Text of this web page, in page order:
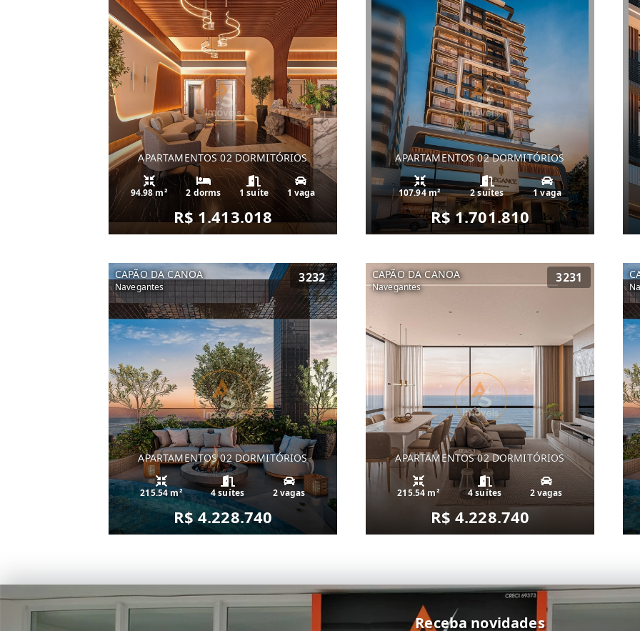
APARTAMENTOS 02 DORMITÓRIOS
94.98 m² 2 dorms 1 suíte 1 vaga
R$ 1.413.018
APARTAMENTOS 02 DORMITÓRIOS
107.94 m² 2 suítes 1 vaga
R$ 1.701.810
CAPÃO DA CANOA
Navegantes
3232
APARTAMENTOS 02 DORMITÓRIOS
215.54 m² 4 suítes 2 vagas
R$ 4.228.740
CAPÃO DA CANOA
Navegantes
3231
APARTAMENTOS 02 DORMITÓRIOS
215.54 m² 4 suítes 2 vagas
R$ 4.228.740
Receba novidades